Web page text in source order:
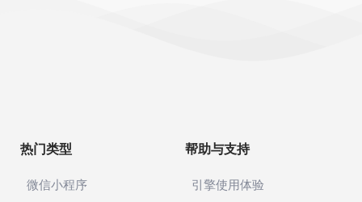
热门类型
微信小程序
帮助与支持
引擎使用体验